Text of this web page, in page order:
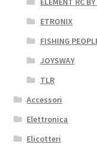
ETRONIX
FISHING
JOYSWAY
TLR
Accessori
Elettronica
Elicotteri